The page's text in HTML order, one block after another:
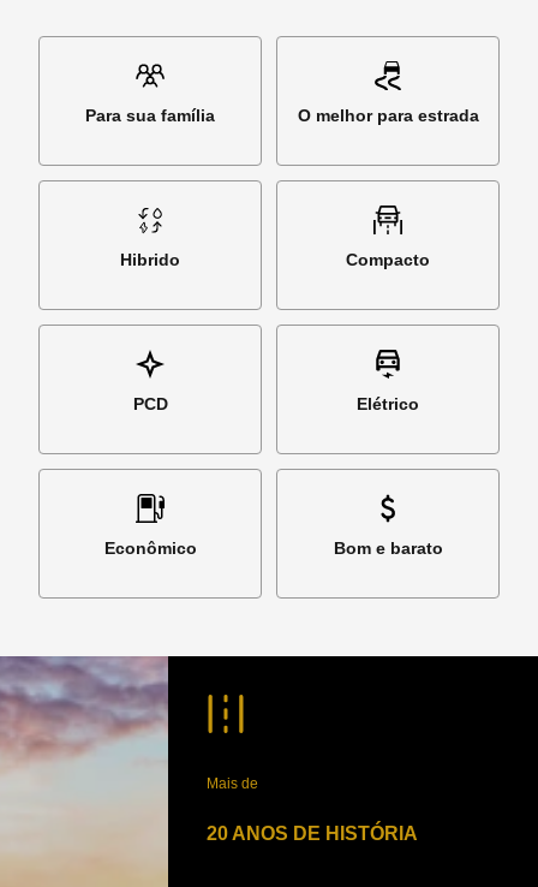
Para sua família O melhor para estrada
Hibrido Compacto
PCD Elétrico
Econômico Bom e barato
Mais de
20 ANOS DE HISTÓRIA